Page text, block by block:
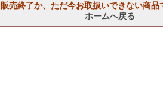
売終了か、ただ今お取扱いできない商品
ホームへ戻る